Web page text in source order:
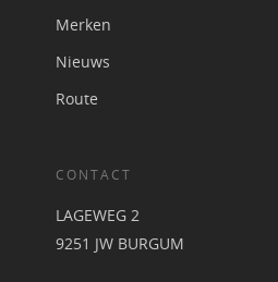
Merken
Nieuws
Route
CONTACT
LAGEWEG 2
9251 JW BURGUM